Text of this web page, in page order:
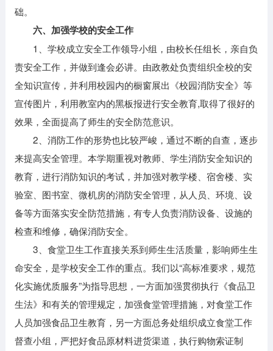
础。
六、加强学校的安全工作
1、学校成立安全工作领导小组，由校长任组长，亲自负
责安全工作，并做到逢会必讲。由政教处负责组织全校的安
全知识宣传，并利用校园内的橱窗展出《校园消防安全》等
宣传图片，利用教室内的黑板报进行安全教育,取得了很好的
效果，全面提高了师生的安全防范意识。
2、消防工作的形势也比较严峻，通过不断的自查，逐步
来提高安全管理。本学期重视对教师、学生消防安全知识的
教育，进行消防知识的考试，并加强对教学楼、宿舍楼、实
验室、图书室、微机房的消防安全管理，从人员、环境、设
备等方面落实安全防范措施，有专人负责消防设备、设施的
检查和维修，确保消防安全。
3、食堂卫生工作直接关系到师生生活质量，影响师生生
命安全，是学校安全工作的重点。我们以“高标准要求，规范
化实施优质服务”为指导思想，一方面加强贯彻执行《食品卫
生法》和有关的管理规定，加强食堂管理措施，对食堂工作
人员加强食品卫生教育，另一方面总务处组织成立食堂工作
督查小组，严把好食品原材料进货渠道，执行购物索证制